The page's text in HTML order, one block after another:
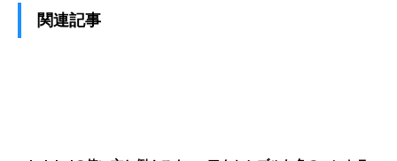
関連記事